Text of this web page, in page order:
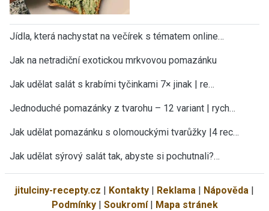
Jídla, která nachystat na večírek s tématem online…
Jak na netradiční exotickou mrkvovou pomazánku
Jak udělat salát s krabími tyčinkami 7× jinak | re…
Jednoduché pomazánky z tvarohu – 12 variant | rych…
Jak udělat pomazánku s olomouckými tvarůžky |4 rec…
Jak udělat sýrový salát tak, abyste si pochutnali?…
jitulciny-recepty.cz | Kontakty | Reklama | Nápověda |
Podmínky| Soukromí| Mapa stránek